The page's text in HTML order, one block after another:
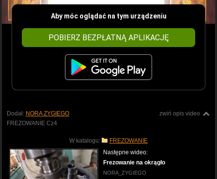
Aby móc oglądać na tym urządzeniu
POBIERZ BEZPŁATNĄ APLIKACJĘ
zwiń opis video
Dodał: NORA ZYGIEGO
FREZOWANIE Cz4
W katalogu: FREZOWANIE
Następne wideo:
Frezowanie na okrągło
NORA_ZYGIEGO